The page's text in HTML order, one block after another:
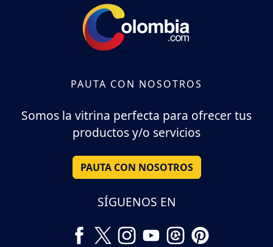
PAUTA CON NOSOTROS
Somos la vitrina perfecta para ofrecer tus
productos y/o servicios
PAUTA CON NOSOTROS
SÍGUENOS EN